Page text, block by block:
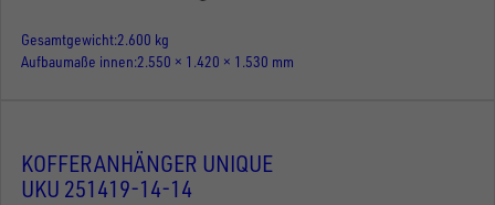
Gesamtgewicht 2.600 kg
Aufbaumaße innen 2.550 × 1.420 × 1.530 mm
KOFFERANHÄNGER UNIQUE
UKU 251419-14-14